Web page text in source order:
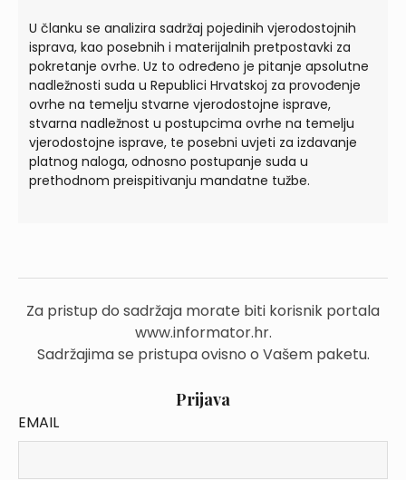
U članku se analizira sadržaj pojedinih vjerodostojnih
isprava, kao posebnih i materijalnih pretpostavki za
pokretanje ovrhe. Uz to određeno je pitanje apsolutne
nadležnosti suda u Republici Hrvatskoj za provođenje
ovrhe na temelju stvarne vjerodostojne isprave,
stvarna nadležnost u postupcima ovrhe na temelju
vjerodostojne isprave, te posebni uvjeti za izdavanje
platnog naloga, odnosno postupanje suda u
prethodnom preispitivanju mandatne tužbe.
Za pristup do sadržaja morate biti korisnik portala
www.informator.hr.
Sadržajima se pristupa ovisno o Vašem paketu.
Prijava
EMAIL